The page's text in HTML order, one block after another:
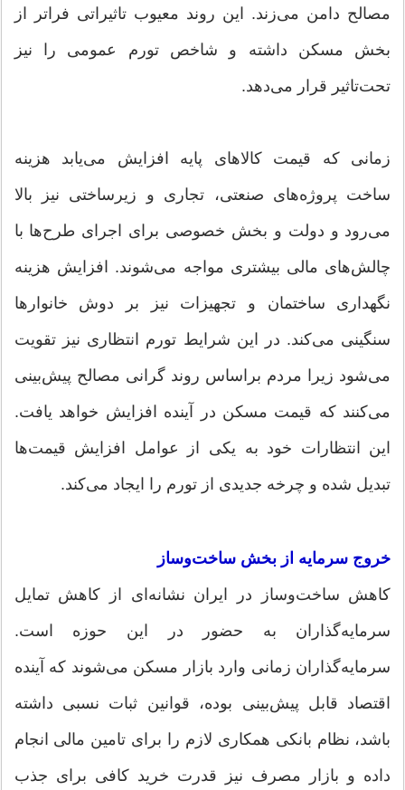
مصالح دامن می‌زند. این روند معیوب تاثیراتی فراتر از
بخش مسکن داشته و شاخص تورم عمومی را نیز
تحت‌تاثیر قرار می‌دهد.
زمانی که قیمت کالاهای پایه افزایش می‌یابد هزینه
ساخت پروژه‌های صنعتی، تجاری و زیرساختی نیز بالا
می‌رود و دولت و بخش خصوصی برای اجرای طرح‌ها با
چالش‌های مالی بیشتری مواجه می‌شوند. افزایش هزینه
نگهداری ساختمان و تجهیزات نیز بر دوش خانوارها
سنگینی می‌کند. در این شرایط تورم انتظاری نیز تقویت
می‌شود زیرا مردم براساس روند گرانی مصالح پیش‌بینی
می‌کنند که قیمت مسکن در آینده افزایش خواهد یافت.
این انتظارات خود به یکی از عوامل افزایش قیمت‌ها
تبدیل شده و چرخه جدیدی از تورم را ایجاد می‌کند.
خروج سرمایه از بخش ساخت‌وساز
کاهش ساخت‌وساز در ایران نشانه‌ای از کاهش تمایل
سرمایه‌گذاران به حضور در این حوزه است.
سرمایه‌گذاران زمانی وارد بازار مسکن می‌شوند که آینده
اقتصاد قابل پیش‌بینی بوده، قوانین ثبات نسبی داشته
باشد، نظام بانکی همکاری لازم را برای تامین مالی انجام
داده و بازار مصرف نیز قدرت خرید کافی برای جذب